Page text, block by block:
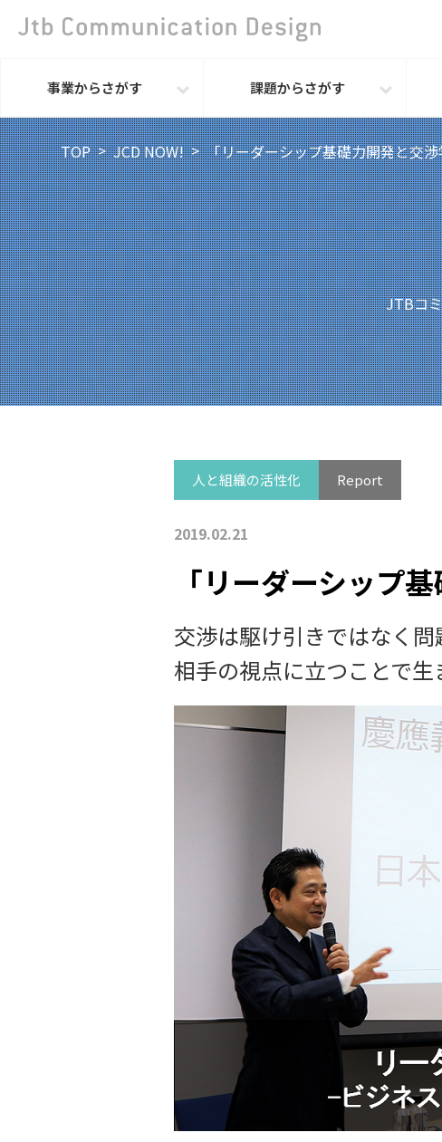
事業からさがす 課題からさがす
TOP JCD NOW! 「リーダーシップ基礎力開発と交
JTBコ
人と組織の活性化 Report
2019.02.21
「リーダーシップ
交渉は駆け引きではなく問
相手の視点に立つことで生